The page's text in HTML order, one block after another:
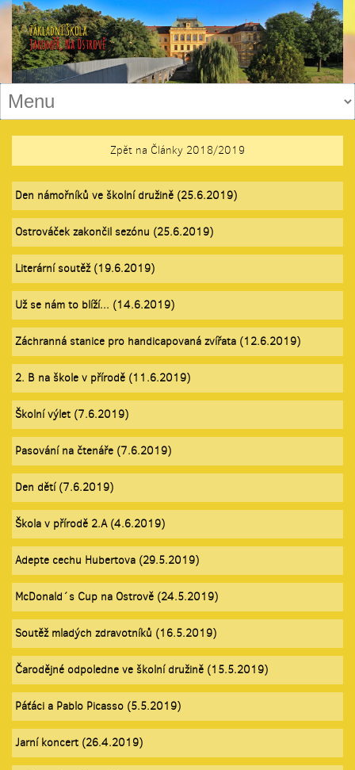
Zpět na Články 2018/2019
Den námořníků ve školní družině (25.6.2019)
Ostrováček zakončil sezónu (25.6.2019)
Literární soutěž (19.6.2019)
Už se nám to blíží... (14.6.2019)
Záchranná stanice pro handicapovaná zvířata (12.6.2019)
2. B na škole v přírodě (11.6.2019)
Školní výlet (7.6.2019)
Pasování na čtenáře (7.6.2019)
Den dětí (7.6.2019)
Škola v přírodě 2.A (4.6.2019)
Adepte cechu Hubertova (29.5.2019)
McDonald´s Cup na Ostrově (24.5.2019)
Soutěž mladých zdravotníků (16.5.2019)
Čarodějné odpoledne ve školní družině (15.5.2019)
Páťáci a Pablo Picasso (5.5.2019)
Jarní koncert (26.4.2019)